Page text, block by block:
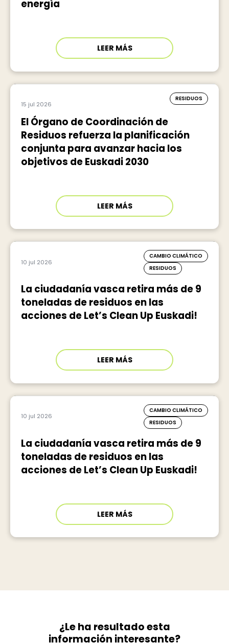
energía
LEER MÁS
15 jul 2026
RESIDUOS
El Órgano de Coordinación de
Residuos refuerza la planificación
conjunta para avanzar hacia los
objetivos de Euskadi 2030
LEER MÁS
10 jul 2026
CAMBIO CLIMÁTICO
RESIDUOS
La ciudadanía vasca retira más de 9
toneladas de residuos en las
acciones de Let’s Clean Up Euskadi!
LEER MÁS
10 jul 2026
CAMBIO CLIMÁTICO
RESIDUOS
La ciudadanía vasca retira más de 9
toneladas de residuos en las
acciones de Let’s Clean Up Euskadi!
LEER MÁS
¿Le ha resultado esta
información interesante?